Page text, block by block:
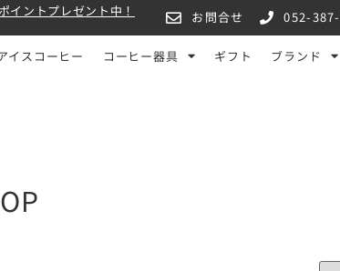
イントプレゼント中！ お問合せ 052-
イスコーヒー コーヒー器具 ギフト ブランド